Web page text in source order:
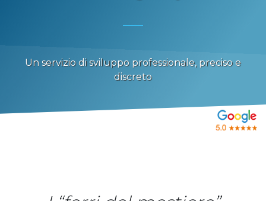
Un servizio di sviluppo professionale, preciso e
discreto